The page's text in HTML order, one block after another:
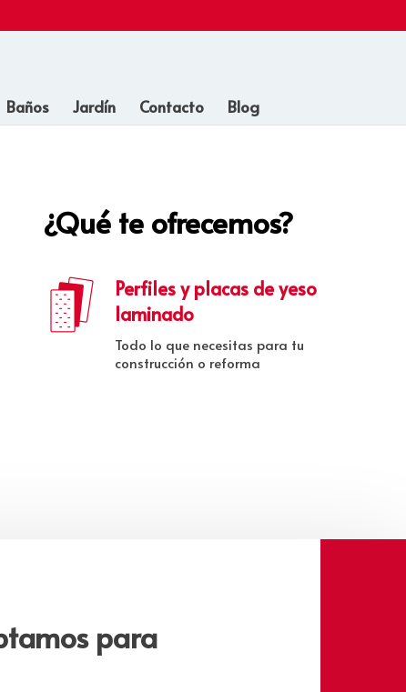
Baños Jardín Contacto Blog
¿Qué te ofrecemos?
Perfiles y placas de yeso
laminado
Todo lo que necesitas para tu
construcción o reforma
para